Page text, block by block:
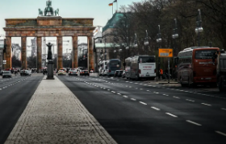
der HR in bestehende Abläufe
für dein Team
HR-Lösungen, um Teams zu
und Großunternehmen